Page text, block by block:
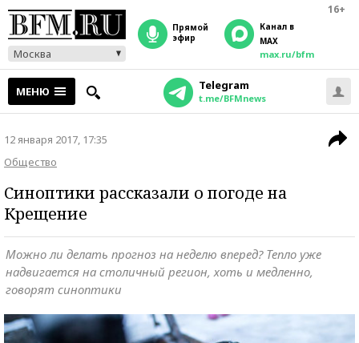
16+
Москва
прямой
эфир
Канал в
MAX
max.ru/bfm
МЕНЮ Telegram
t.me/BFMnews
12 января 2017, 17:35
Общество
Синоптики рассказали о погоде на
Крещение
Можно ли делать прогноз на неделю вперед? Тепло уже
надвигается на столичный регион, хоть и медленно,
говорят синоптики